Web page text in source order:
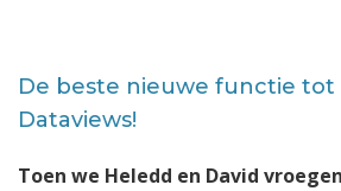
De beste nieuwe functie tot
Dataviews!
Toen we Heledd en David